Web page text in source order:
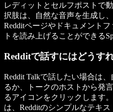
レディットとセルフポストで
択肢は、自然な音声を生成し
Redditページやドキュメント
トを読み上げることができる
Redditで話すにはどうす
Reddit Talkで話したい場合は
るか、トークのホストから発
るアイコンをクリックします
は、Redditのシンプルなテキ